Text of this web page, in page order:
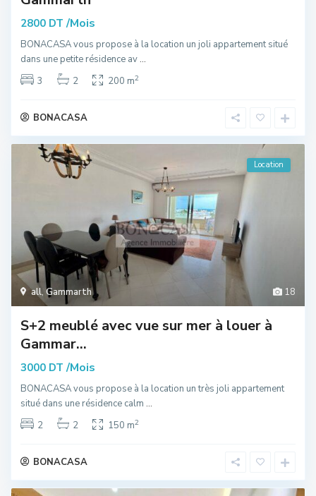
2800 DT /Mois
BONACASA vous propose à la location un joli appartement situé
dans une petite résidence av...
3
2 200 m2
BONACASA
18
all, Gammarth
Location
S+2 meublé avec vue sur mer à louer à
Gammar...
3000 DT /Mois
BONACASA vous propose à la location un très joli appartement
situé dans une résidence calm ...
2
2 150 m2
BONACASA